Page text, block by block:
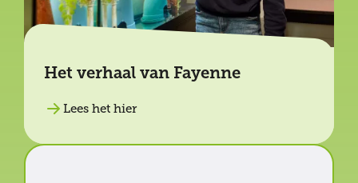
Het verhaal van Fayenne
Lees het hier